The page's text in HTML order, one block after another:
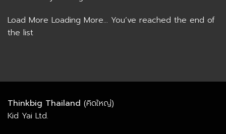
Load More Loading More... You’ve reached the end of
the list
Thinkbig Thailand (คิดใหญ่)
Kid Yai Ltd.